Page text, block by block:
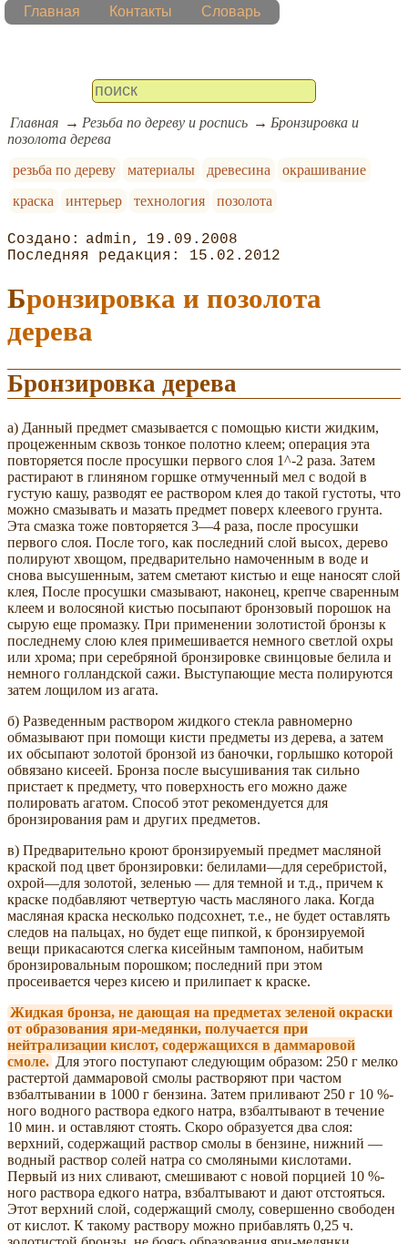
Главная Контакты Словарь
Главная Резьба по дереву и роспись
Бронзировка и
позолота дерева
резьба по дереву
материалы древесина
окрашивание
краска
интерьер технология позолота
admin
19.09.2008
15.02.2012
Бронзировка и позолота
дерева
Бронзировка дерева
а) Данный предмет смазывается с помощью кисти жидким,
процеженным сквозь тонкое полотно клеем; операция эта
повторяется после просушки первого слоя 1^-2 раза. Затем
растирают в глиняном горшке отмученный мел с водой в
густую кашу, разводят ее раствором клея до такой густоты, что
можно смазывать и мазать предмет поверх клеевого грунта.
Эта смазка тоже повторяется 3—4 раза, после просушки
первого слоя. После того, как последний слой высох, дерево
полируют хвощом, предварительно намоченным в воде и
снова высушенным, затем сметают кистью и еще наносят слой
клея, После просушки смазывают, наконец, крепче сваренным
клеем и волосяной кистью посыпают бронзовый порошок на
сырую еще промазку. При применении золотистой бронзы к
последнему слою клея примешивается немного светлой охры
или хрома; при серебряной бронзировке свинцовые белила и
немного голландской сажи. Выступающие места полируются
затем лощилом из агата.
б) Разведенным раствором жидкого стекла равномерно
обмазывают при помощи кисти предметы из дерева, а затем
их обсыпают золотой бронзой из баночки, горлышко которой
обвязано кисеей. Бронза после высушивания так сильно
пристает к предмету, что поверхность его можно даже
полировать агатом. Способ этот рекомендуется для
бронзирования рам и других предметов.
в) Предварительно кроют бронзируемый предмет масляной
краской под цвет бронзировки: белилами—для серебристой,
охрой—для золотой, зеленью — для темной и т.д., причем к
краске подбавляют четвертую часть масляного лака. Когда
масляная краска несколько подсохнет, т.е., не будет оставлять
следов на пальцах, но будет еще пипкой, к бронзируемой
вещи прикасаются слегка кисейным тампоном, набитым
бронзировальным порошком; последний при этом
просеивается через кисею и прилипает к краске.
Жидкая бронза, не дающая на предметах зеленой окраски
от образования яри-медянки, получается при
нейтрализации кислот, содержащихся в даммаровой
смоле. Для этого поступают следующим образом: 250 г мелко
растертой даммаровой смолы растворяют при частом
взбалтывании в 1000 г бензина. Затем приливают 250 г 10 %-
ного водного раствора едкого натра, взбалтывают в течение
10 мин. и оставляют стоять. Скоро образуется два слоя:
верхний, содержащий раствор смолы в бензине, нижний —
водный раствор солей натра со смоляными кислотами.
Первый из них сливают, смешивают с новой порцией 10 %-
ного раствора едкого натра, взбалтывают и дают отстояться.
Этот верхний слой, содержащий смолу, совершенно свободен
от кислот. К такому раствору можно прибавлять 0,25 ч.